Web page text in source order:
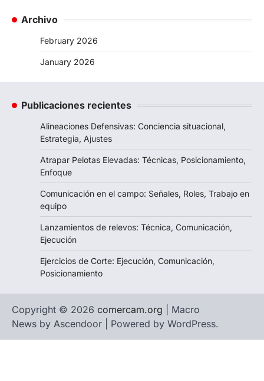
Archivo
February 2026
January 2026
Publicaciones recientes
Alineaciones Defensivas: Conciencia situacional,
Estrategia, Ajustes
Atrapar Pelotas Elevadas: Técnicas, Posicionamiento,
Enfoque
Comunicación en el campo: Señales, Roles, Trabajo en
equipo
Lanzamientos de relevos: Técnica, Comunicación,
Ejecución
Ejercicios de Corte: Ejecución, Comunicación,
Posicionamiento
Copyright © 2026 comercam.org | Macro
News by Ascendoor | Powered by WordPress.